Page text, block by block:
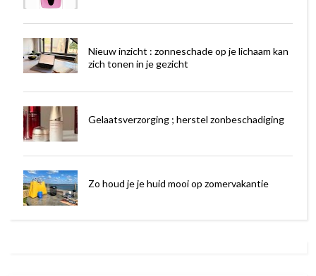
Nieuw inzicht : zonneschade op je lichaam kan
zich tonen in je gezicht
Gelaatsverzorging ; herstel zonbeschadiging
Zo houd je je huid mooi op zomervakantie